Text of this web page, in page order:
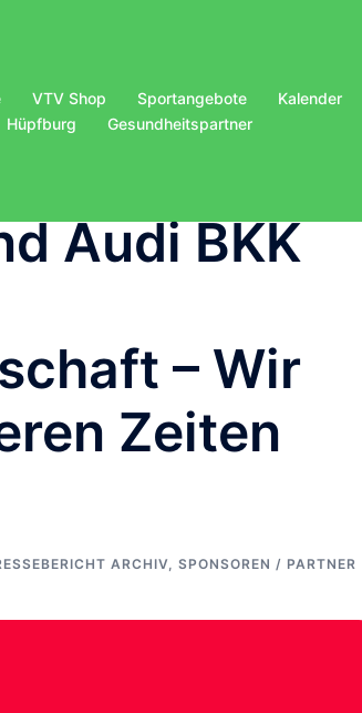
VTV Shop Sportangebote
Kalender
Hüpfburg Gesundheitspartner
Audi BKK
– Wir
Zeiten
ARCHIV, SPONSOREN / PARTNER